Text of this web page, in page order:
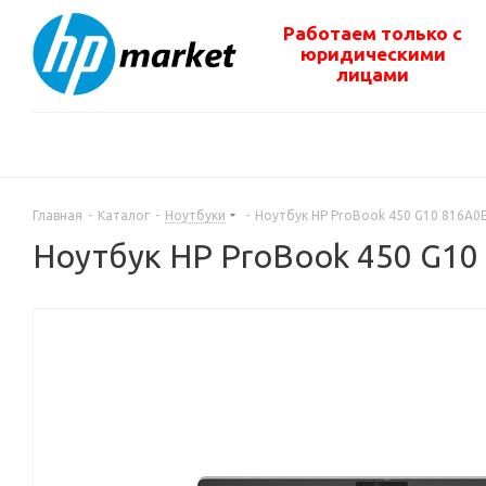
Работаем только с
юридическими
лицами
Главная - Каталог - Ноутбуки - Ноутбук HP ProBook 450 G10
Ноутбук HP ProBook 450